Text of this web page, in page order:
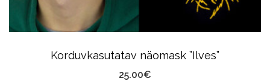
Korduvkasutatav näomask ”Ilves”
25.00€